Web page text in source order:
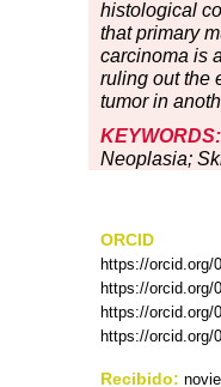
histological
that primary
carcinoma is
ruling out the
tumor in
KEYWORDS:
Neoplasia;
ORCID
https://orcid.org/
https://orcid.org/
https://orcid.org/
https://orcid.org/
Recibido: